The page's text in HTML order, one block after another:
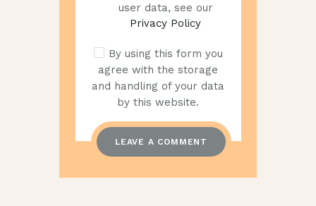
user data, see our
Privacy Policy
By using this form you
agree with the storage
and handling of your data
by this website.